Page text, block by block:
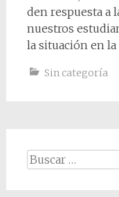
den respuesta a
nuestros
la situación en
Sin categoría
Buscar: